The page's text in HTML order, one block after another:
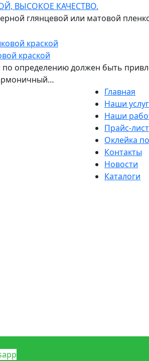
ВЫСОКОЕ КАЧЕСТВО.
глянцевой или матовой
краской
определению должен быть
Главная
Наши
Наши
Прайс-лист
Оклейка
Контакты
Новости
Каталоги